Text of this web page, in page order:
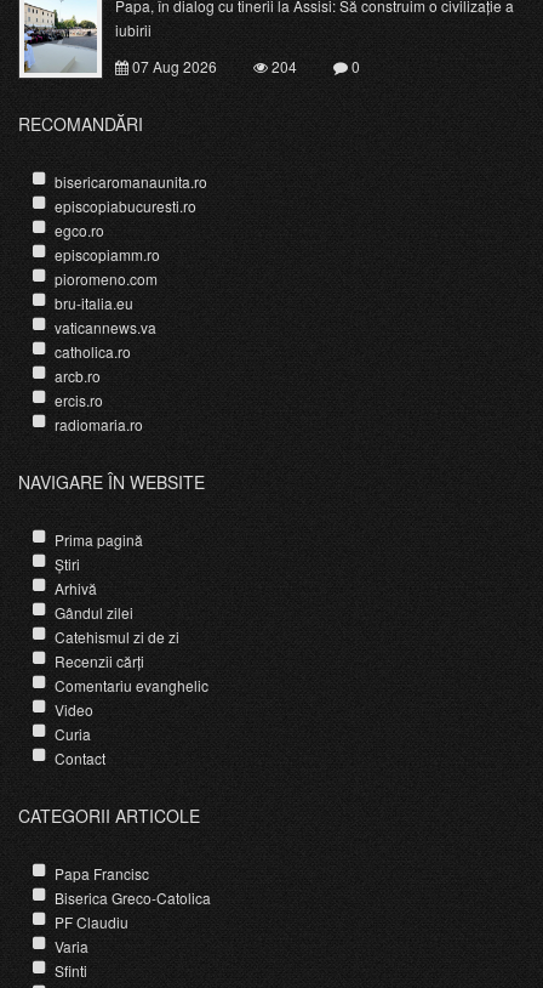
Papa, în dialog cu tinerii la Assisi: Să construim o civilizație a
iubirii
07 Aug 2026
204 0
RECOMANDĂRI
bisericaromanaunita.ro
episcopiabucuresti.ro
egco.ro
episcopiamm.ro
pioromeno.com
bru-italia.eu
vaticannews.va
catholica.ro
arcb.ro
ercis.ro
radiomaria.ro
NAVIGARE ÎN WEBSITE
Prima pagină
Știri
Arhivă
Gândul zilei
Catehismul zi de zi
Recenzii cărți
Comentariu evanghelic
Video
Curia
Contact
CATEGORII ARTICOLE
Papa Francisc
Biserica Greco-Catolica
PF Claudiu
Varia
Sfinti